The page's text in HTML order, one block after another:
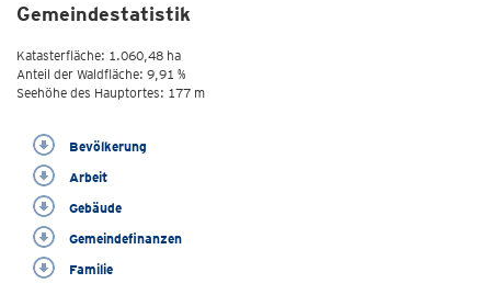
Gemeindestatistik
Katasterfläche: 1.060,48 ha
Anteil der Waldfläche: 9,91 %
Seehöhe des Hauptortes: 177 m
Bevölkerung
Arbeit
Gebäude
Gemeindefinanzen
Familie